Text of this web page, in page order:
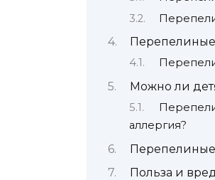
Можно ли
аллергия?
Перепелиные
Польза и